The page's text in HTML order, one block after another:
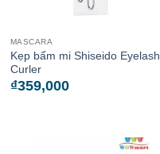
MASCARA
Kẹp bấm mi Shiseido Eyelash
Curler
₫359,000